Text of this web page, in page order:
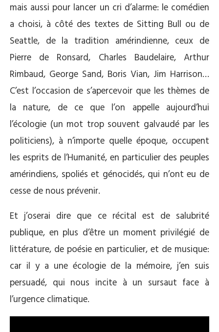
mais aussi pour lancer un cri d’alarme: le comédien
a choisi, à côté des textes de Sitting Bull ou de
Seattle, de la tradition amérindienne, ceux de
Pierre de Ronsard, Charles Baudelaire, Arthur
Rimbaud, George Sand, Boris Vian, Jim Harrison…
C’est l’occasion de s’apercevoir que les thèmes de
la nature, de ce que l’on appelle aujourd’hui
l’écologie (un mot trop souvent galvaudé par les
politiciens), à n’importe quelle époque, occupent
les esprits de l’Humanité, en particulier des peuples
amérindiens, spoliés et génocidés, qui n’ont eu de
cesse de nous prévenir.
Et j’oserai dire que ce récital est de salubrité
publique, en plus d’être un moment privilégié de
littérature, de poésie en particulier, et de musique:
car il y a une écologie de la mémoire, j’en suis
persuadé, qui nous incite à un sursaut face à
l’urgence climatique.